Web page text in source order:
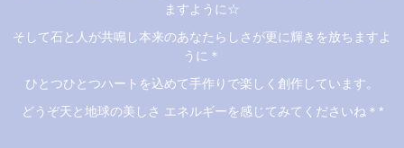
ますように☆
そして石と人が共鳴し本来のあなたらしさが更に輝きを放ちますよ
うに＊
ひとつひとつハートを込めて手作りで楽しく創作しています。
どうぞ天と地球の美しさ エネルギーを感じてみてくださいね＊*